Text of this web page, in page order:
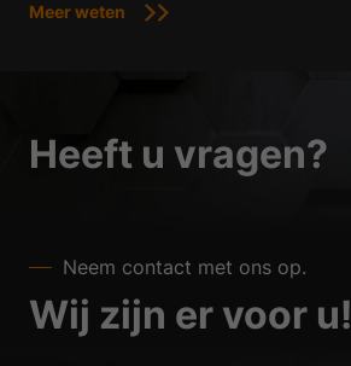
Meer weten
Heeft u vragen?
Neem contact met ons op.
Wij zijn er voor u!